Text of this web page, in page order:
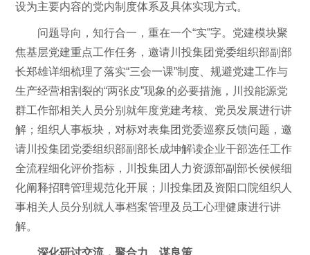
设为主要内容的党内制度体系及具体实现方式。
问题导向，知行合一，重在一个“实”字。党建模块聚
焦基层党建重点工作任务，邀请川投集团党委组织部副部
长郑雄详细梳理了落实“三会一课”制度、规避党建工作与
生产经营相割裂的“两张皮”现象的必要措施，川投能源党
群工作部相关人员分别就年度党建考核、党员发展进行讲
解；组织人事板块，对标对表集团党委巡察反馈问题，邀
请川投集团党委组织部副部长成坤解读企业干部选任工作
全流程细化评价指标，川投集团人力资源部副部长侯候细
化阐释招聘管理规范化开展；川投集团及资阳口院组织人
事相关人员分别就人事档案管理及员工心理健康进行讲
解。